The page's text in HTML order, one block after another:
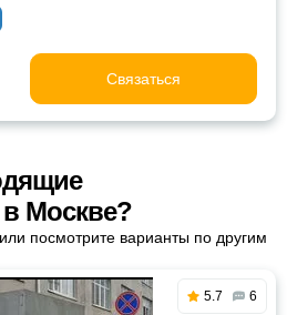
Связаться
в Москве?
посмотрите варианты по другим
5.7 6